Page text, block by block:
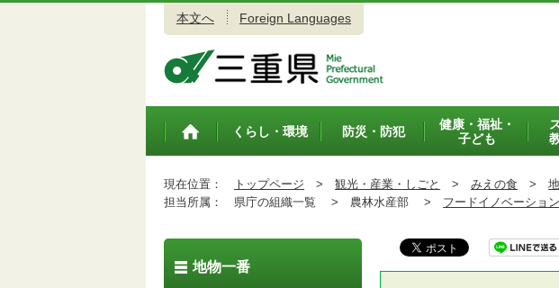
本文へ Foreign Languages
トップペ
くらし・環境 防災・防犯
健康・福祉・
子ども
現在位置： トップページ > 観光・産業・しごと > みえの食 >
担当所属：
県庁の組織一覧 > 農林水産部 > フードイノベーショ
地物一番